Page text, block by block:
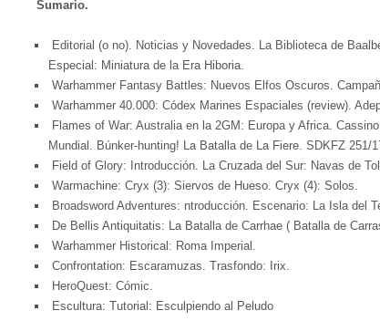
Sumario.
Editorial (o no). Noticias y Novedades. La Biblioteca de
Especial: Miniatura de la Era Hiboria.
Warhammer Fantasy Battles: Nuevos Elfos Oscuros.
Warhammer 40.000: Códex Marines Espaciales (review).
Flames of War: Australia en la 2GM: Europa y Africa.
Mundial. Búnker-hunting! La Batalla de La Fiere. SDKFZ 251/
Field of Glory: Introducción. La Cruzada del Sur: Navas de
Warmachine: Cryx (3): Siervos de Hueso. Cryx (4): Solos.
Broadsword Adventures: ntroducción. Escenario: La Isla del
De Bellis Antiquitatis: La Batalla de Carrhae ( Batalla de
Warhammer Historical: Roma Imperial.
Confrontation: Escaramuzas. Trasfondo: Irix.
HeroQuest: Cómic.
Escultura: Tutorial: Esculpiendo al Peludo